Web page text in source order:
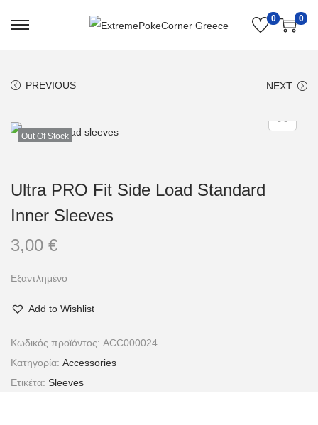
0 0
PREVIOUS NEXT
Out Of Stock
Ultra PRO Fit Side Load Standard
Inner Sleeves
3,00 €
Εξαντλημένο
Add to Wishlist
Κωδικός προϊόντος: ACC000024
Κατηγορία: Accessories
Ετικέτα: Sleeves